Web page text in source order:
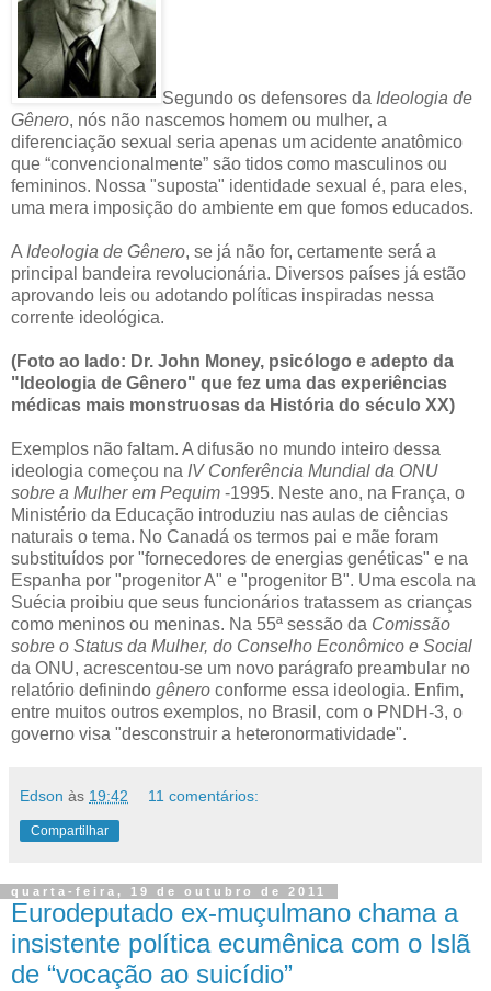
Segundo os defensores da Ideologia de
Gênero, nós não nascemos homem ou mulher, a
diferenciação sexual seria apenas um acidente anatômico
que “convencionalmente” são tidos como masculinos ou
femininos. Nossa "suposta" identidade sexual é, para eles,
uma mera imposição do ambiente em que fomos educados.
A Ideologia de Gênero, se já não for, certamente será a
principal bandeira revolucionária. Diversos países já estão
aprovando leis ou adotando políticas inspiradas nessa
corrente ideológica.
(Foto ao lado: Dr. John Money, psicólogo e adepto da
"Ideologia de Gênero" que fez uma das experiências
médicas mais monstruosas da História do século XX)
Exemplos não faltam. A difusão no mundo inteiro dessa
ideologia começou na IV Conferência Mundial da ONU
sobre a Mulher em Pequim -1995. Neste ano, na França, o
Ministério da Educação introduziu nas aulas de ciências
naturais o tema. No Canadá os termos pai e mãe foram
substituídos por "fornecedores de energias genéticas" e na
Espanha por "progenitor A" e "progenitor B". Uma escola na
Suécia proibiu que seus funcionários tratassem as crianças
como meninos ou meninas. Na 55ª sessão da Comissão
sobre o Status da Mulher, do Conselho Econômico e Social
da ONU, acrescentou-se um novo parágrafo preambular no
relatório definindo gênero conforme essa ideologia. Enfim,
entre muitos outros exemplos, no Brasil, com o PNDH-3, o
governo visa "desconstruir a heteronormatividade".
Edson às 19:42 11 comentários:
Compartilhar
quarta-feira, 19 de outubro de 2011
Eurodeputado ex-muçulmano chama a
insistente política ecumênica com o Islã
de “vocação ao suicídio”